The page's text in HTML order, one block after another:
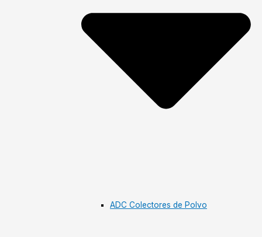
ADC Colectores de Polvo